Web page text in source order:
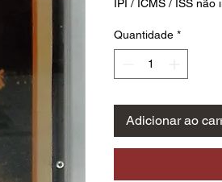
IPI / ICMS / ISS não
Quantidade *
Adicionar ao